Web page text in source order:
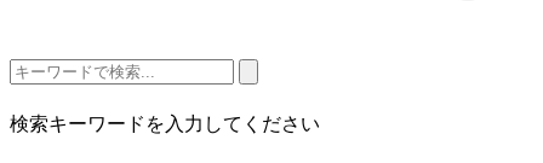
検索キーワードを入力してください